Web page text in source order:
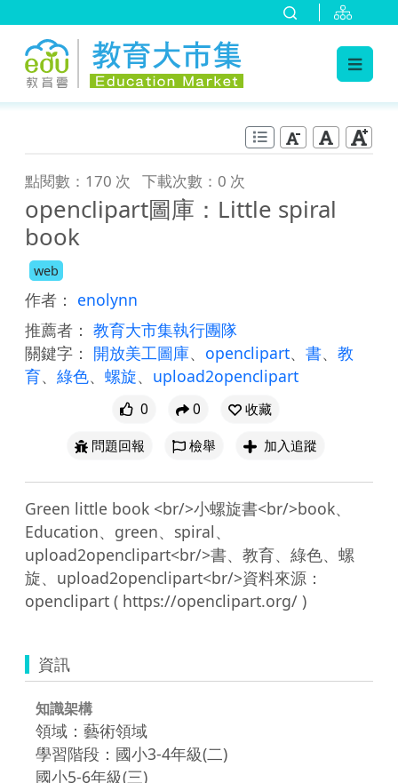
點閱數：170 次 下載次數：0 次
openclipart圖庫：Little spiral
book
web
作者： enolynn
推薦者： 教育大市集執行團隊
關鍵字： 開放美工圖庫、 openclipart、 書、 教
育、 綠色、 螺旋、 upload2openclipart
0 0
收藏
問題回報
檢舉 加入追蹤
Green little book <br/>小螺旋書<br/>book、
Education、green、spiral、
upload2openclipart<br/>書、教育、綠色、螺
旋、upload2openclipart<br/>資料來源：
資訊
知識架構
領域：藝術領域
學習階段：國小3-4年級(二)
國小5-6年級(三)